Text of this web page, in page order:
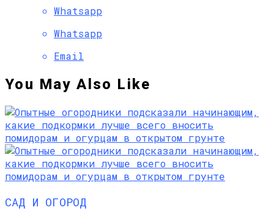
Whatsapp
Whatsapp
Email
You May Also Like
САД И ОГОРОД